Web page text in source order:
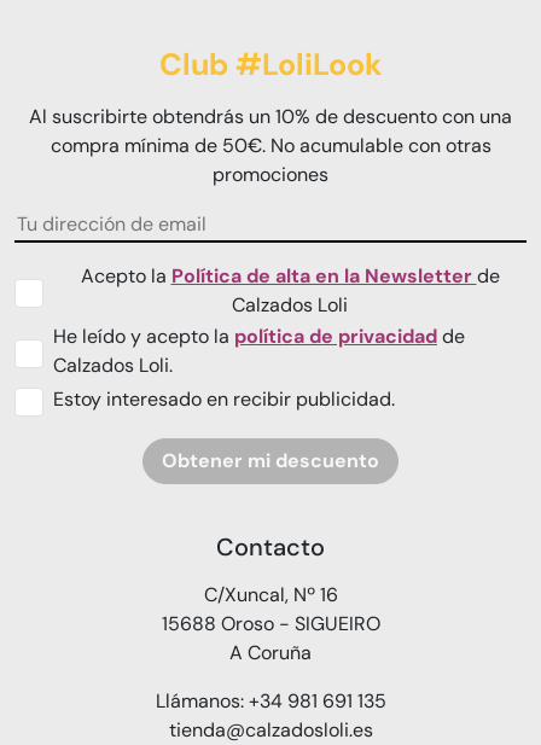
Club #LoliLook
Al suscribirte obtendrás un 10% de descuento con una
compra mínima de 50€. No acumulable con otras
promociones
Acepto la Política de alta en la Newsletterde
Calzados Loli
He leído y acepto la política de privacidadde
Calzados Loli.
Estoy interesado en recibir publicidad.
Obtener mi descuento
Contacto
C/Xuncal, Nº 16
15688 Oroso - SIGUEIRO
A Coruña
Llámanos: +34 981 691 135
tienda@calzadosloli.es